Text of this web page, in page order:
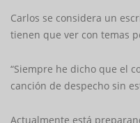
Carlos se considera un
tienen que ver con temas
“Siempre he dicho que el
canción de despecho sin
Actualmente está